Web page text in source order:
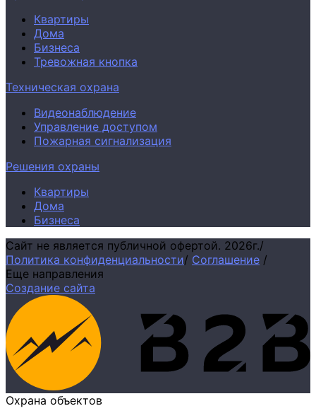
Квартиры
Дома
Бизнеса
Тревожная кнопка
Техническая охрана
Видеонаблюдение
Управление доступом
Пожарная сигнализация
Решения охраны
Квартиры
Дома
Бизнеса
Сайт не является публичной офертой. 2026г./
Политика конфиденциальности/ Соглашение /
Еще направления
Создание сайта
Охрана объектов